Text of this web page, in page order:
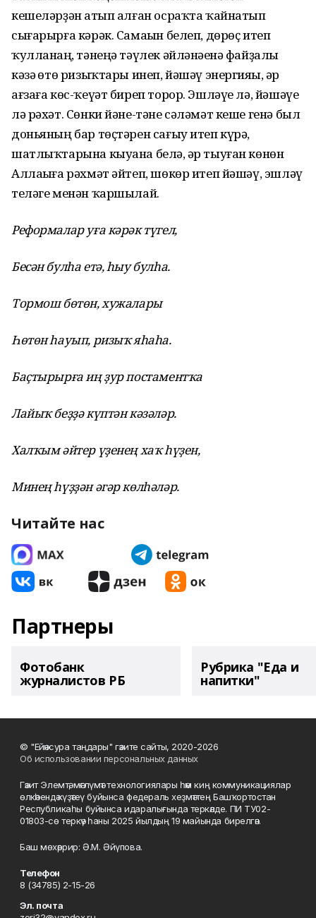
кешеләрҙән һатып алған осраҡта ҡайнатып
сығарырға кәрәк. Самаһын белеп, дөрөҫ итеп
ҡулланһаң, тәнеңә тәүлек әйләнәһенә файҙалы
кәзә һөтө ризыҡтары инеп, йәшәү энергияһы, һәр
ағзаға көс-ҡеүәт биреп торор. Эшләүе лә, йәшәүе
лә рәхәт. Сөнки йәне-тәне сәләмәт кеше генә был
доньяның бар төҫтәрен сағыу итеп күрә,
шатлыҡтарына кыуана белә, һәр тыуған көнөн
Аллаһыға рәхмәт әйтеп, шөкөр итеп йәшәү, эшләү
теләге менән ҡаршылай.
Реформалар уға кәрәк түгел,
Бесән булһа етә, һыу булһа.
Тормош бөтөн, хужалары
Һөтөн һауып, ризыҡ яһаһа.
Баҫтырырға иң ҙур постаментҡа
Лайыҡ беҙҙә күптән кәзәләр.
Халҡым әйтер үҙенең хаҡ һүҙен,
Минең һүҙҙән әгәр көлһәләр.
Читайте нас
Партнеры
Фотобанк
журналистов РБ
Рубрика "Еда и
напитки"
© "Ейәнсура таңдары" гәзите сайты, 2020-2026
Об использовании персональных данных
Гәзит Элемтә, мәғлүмәт технологиялары һәм киң коммуникациялар
өлкәһендә күҙәтеү буйынса федераль хеҙмәттең Башҡортостан
Республикаһы буйынса идаралығында теркәлде. ПИ ТУ02-
01803-сө теркәү һаны 2025 йылдың 19 майында бирелгән.
Баш мөхәррир: Ә.М. Әйүпова.
Телефон
8 (34785) 2-15-26
Эл. почта